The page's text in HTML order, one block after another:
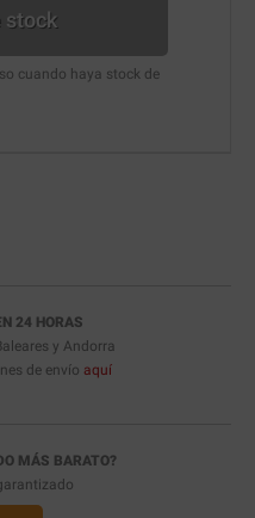
stock
cuando haya stock de
24 HORAS
y Andorra
de envío aquí
MÁS BARATO?